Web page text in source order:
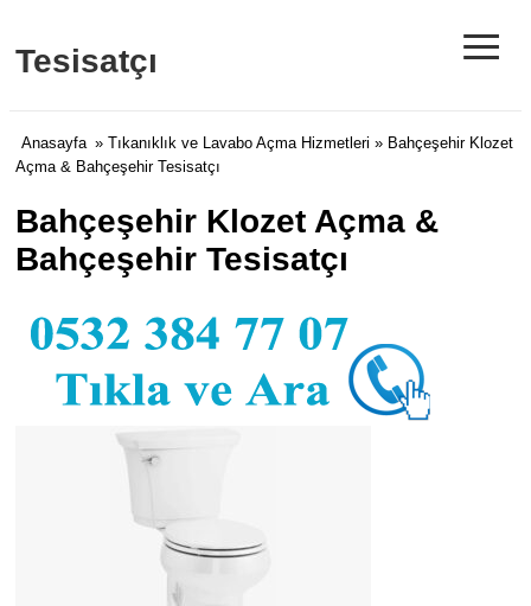
Tesisatçı ≡
Anasayfa » Tıkanıklık ve Lavabo Açma Hizmetleri » Bahçeşehir Klozet
Açma & Bahçeşehir Tesisatçı
Bahçeşehir Klozet Açma &
Bahçeşehir Tesisatçı